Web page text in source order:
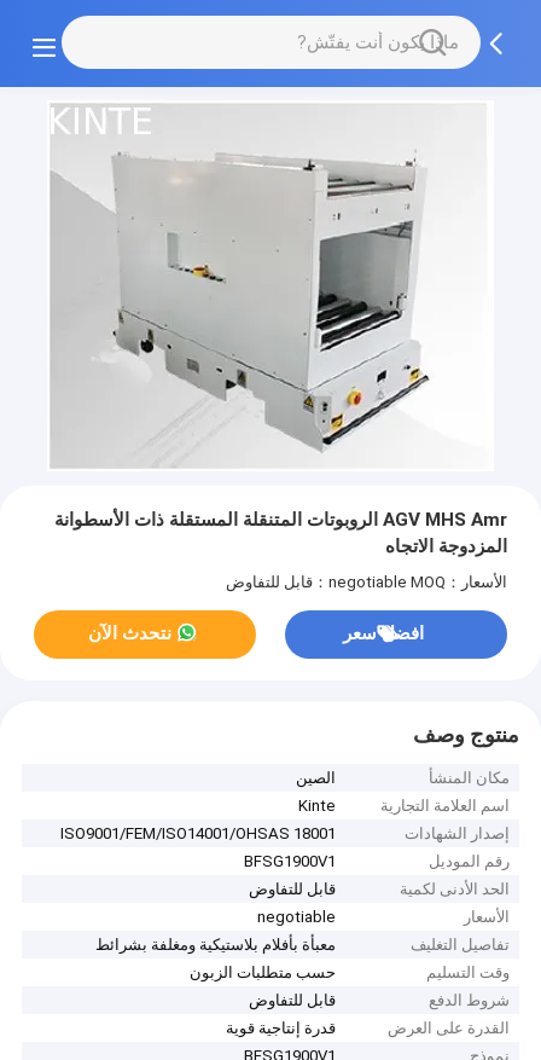
AGV MHS Amr الروبوتات المتنقلة المستقلة ذات الأسطوانة
المزدوجة الاتجاه
الأسعار：negotiable MOQ：قابل للتفاوض
افضل سعر نتحدث الآن
منتوج وصف
مكان المنشأ
الصين
اسم العلامة التجارية
Kinte
إصدار الشهادات
ISO9001/FEM/ISO14001/OHSAS 18001
رقم الموديل
BFSG1900V1
الحد الأدنى لكمية
قابل للتفاوض
الأسعار
negotiable
تفاصيل التغليف
معبأة بأفلام بلاستيكية ومغلفة بشرائط
وقت التسليم
حسب متطلبات الزبون
شروط الدفع
قابل للتفاوض
القدرة على العرض
قدرة إنتاجية قوية
نموذج
BFSG1900V1